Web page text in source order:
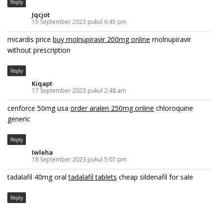
Reply
Jqcjot
15 September 2023 pukul 6:45 pm
micardis price buy molnupiravir 200mg online molnupiravir
without prescription
Reply
Kiqapt
17 September 2023 pukul 2:48 am
cenforce 50mg usa order aralen 250mg online chloroquine
generic
Reply
Iwleha
18 September 2023 pukul 5:07 pm
tadalafil 40mg oraltadalafil tablets cheap sildenafil for sale
Reply